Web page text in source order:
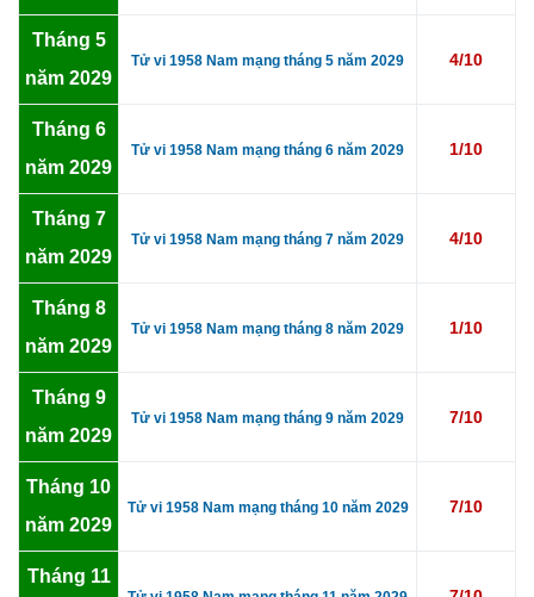
Tháng 5
năm 2029
Tử vi 1958 Nam mạng tháng 5 năm 2029 4/10
Tháng 6
năm 2029
Tử vi 1958 Nam mạng tháng 6 năm 2029 1/10
Tháng 7
năm 2029
Tử vi 1958 Nam mạng tháng 7 năm 2029 4/10
Tháng 8
năm 2029
Tử vi 1958 Nam mạng tháng 8 năm 2029 1/10
Tháng 9
năm 2029
Tử vi 1958 Nam mạng tháng 9 năm 2029 7/10
Tháng 10
năm 2029
Tử vi 1958 Nam mạng tháng 10 năm 2029 7/10
Tháng 11